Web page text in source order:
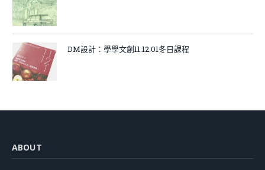
DM設計：學學文創11.12.01冬日課程
ABOUT